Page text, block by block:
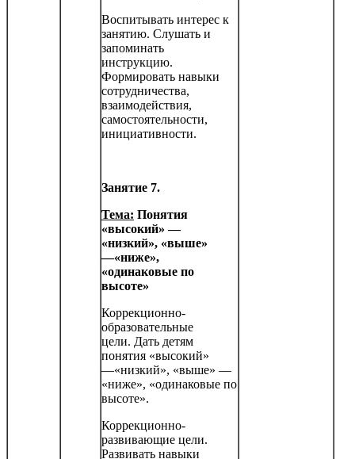
Воспитывать интерес к
занятию. Слушать и
запоминать
инструкцию.
Формировать навыки
сотрудничества,
взаимодействия,
самостоятельности,
инициатив­ности.
Занятие 7.
Тема: Понятия
«высокий» —
«низкий», «выше»
—«ниже»,
«одинаковые по
высоте»
Коррекционно-
образовательные
цели. Дать детям
понятия «высокий»
—«низкий», «выше» —
«ниже», «одинаковые по
высоте».
Коррекционно-
развивающие цели.
Развивать навыки